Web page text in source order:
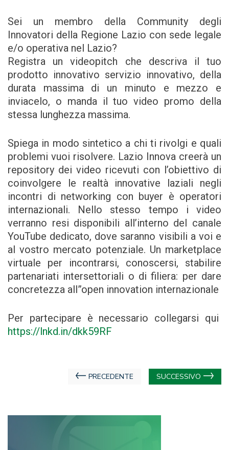
Sei un membro della Community degli
Innovatori della Regione Lazio con sede legale
e/o operativa nel Lazio?
Registra un videopitch che descriva il tuo
prodotto innovativo servizio innovativo, della
durata massima di un minuto e mezzo e
inviacelo, o manda il tuo video promo della
stessa lunghezza massima.
Spiega in modo sintetico a chi ti rivolgi e quali
problemi vuoi risolvere. Lazio Innova creerà un
repository dei video ricevuti con l’obiettivo di
coinvolgere le realtà innovative laziali negli
incontri di networking con buyer è operatori
internazionali. Nello stesso tempo i video
verranno resi disponibili all’interno del canale
YouTube dedicato, dove saranno visibili a voi e
al vostro mercato potenziale. Un marketplace
virtuale per incontrarsi, conoscersi, stabilire
partenariati intersettoriali o di filiera: per dare
concretezza all”open innovation internazionale
Per partecipare è necessario collegarsi qui
https://lnkd.in/dkk59RF
Navigazione
PRECEDENTE SUCCESSIVO